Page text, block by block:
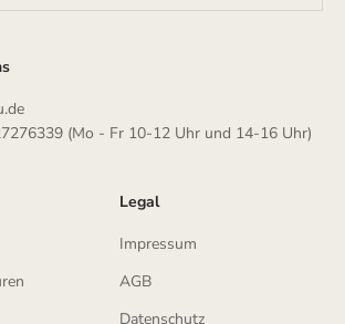
(Mo - Fr 10-12 Uhr und 14-16 Uhr)
Legal
Impressum
AGB
Datenschutz